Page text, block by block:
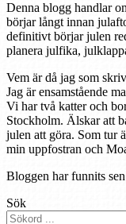
Denna blogg handlar
börjar långt innan
definitivt börjar julen
planera julfika,
Vem är då jag som
Jag är ensamstående
Vi har två katter och
Stockholm. Älskar att
julen att göra. Som tur
min uppfostran och
Bloggen har funnits
Sök